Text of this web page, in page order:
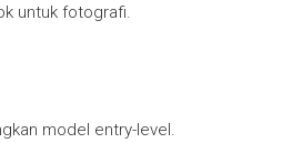
untuk fotografi.
model entry-level.